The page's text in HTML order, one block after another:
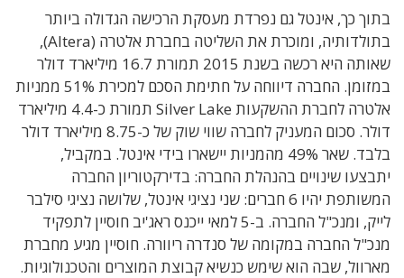
בתוך כך, אינטל גם נפרדת מעסקת הרכישה הגדולה ביותר
בתולדותיה, ומוכרת את השליטה בחברת אלטרה (Altera),
שאותה היא רכשה בשנת 2015 תמורת 16.7 מיליארד דולר
במזומן. החברה דיווחה על חתימת הסכם למכירת 51% ממניות
אלטרה לחברת ההשקעות Silver Lake תמורת כ-4.4 מיליארד
דולר. סכום המעניק לחברה שווי שוק של כ-8.75 מיליארד דולר
בלבד. שאר 49% מהמניות יישארו בידי אינטל. במקביל,
יתבצעו שינויים בהנהלת החברה: בדירקטוריון החברה
המשותפת יהיו 6 חברים: שני נציגי אינטל, שלושה נציגי סילבר
לייק, ומנכ"ל החברה. ב-5 למאי ייכנס ראג'יב חוסיין לתפקיד
מנכ"ל החברה במקומה של סנדרה ריוורה. חוסיין מגיע מחברת
מארוול, שבה הוא שימש כנשיא קבוצת המוצרים והטכנולוגיות.